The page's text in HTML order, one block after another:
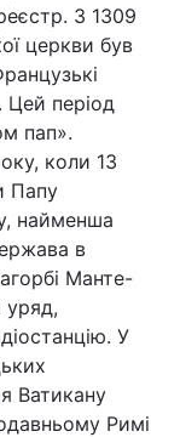
З 1309
церкви був
Цей період
пап».
коли 13
Папу
найменша
в
Манте-
уряд,
У
Ватикану
Римі